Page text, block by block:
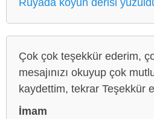
Çok çok teşekkür ederim,
mesajınızı okuyup çok
kaydettim, tekrar Teşekkür
İmam